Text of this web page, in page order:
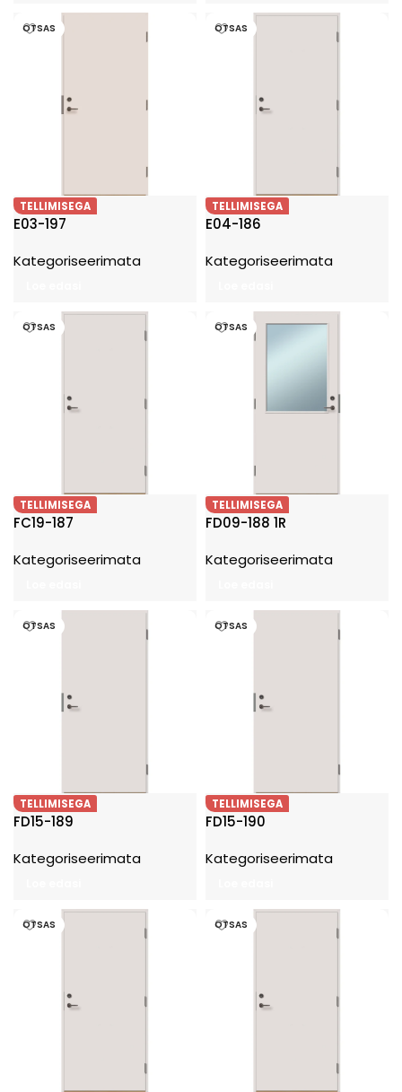
OTSAS
TELLIMISEGA
E03-197
Kategoriseerimata
OTSAS
TELLIMISEGA
E04-186
Kategoriseerimata
OTSAS
TELLIMISEGA
FC19-187
Kategoriseerimata
OTSAS
TELLIMISEGA
FD09-188 1R
Kategoriseerimata
OTSAS
TELLIMISEGA
FD15-189
Kategoriseerimata
OTSAS
TELLIMISEGA
FD15-190
Kategoriseerimata
OTSAS OTSAS